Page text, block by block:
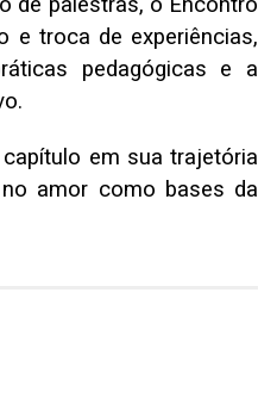
e troca de experiências,
pedagógicas e a
em sua trajetória
amor como bases da